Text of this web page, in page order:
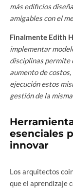
más edificios
amigables con el
Finalmente Edith
implementar
disciplinas permite
aumento de
ejecución estos
gestión de la
esenciales
innovar
Los arquitectos
que el aprendizaje